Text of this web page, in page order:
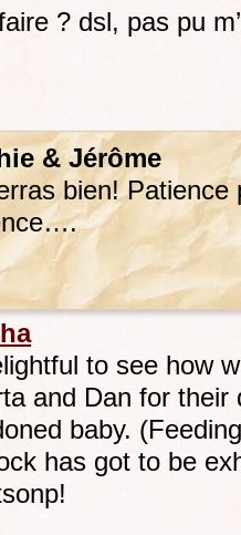
? dsl, pas pu
& Jérôme
bien! Patience
to see how
and Dan for
baby.
has got to be